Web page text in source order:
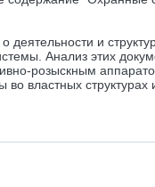
деятельности и
Анализ этих
розыскным
во властных